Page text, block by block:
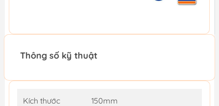
Thông số kỹ thuật
Kích thước 150mm